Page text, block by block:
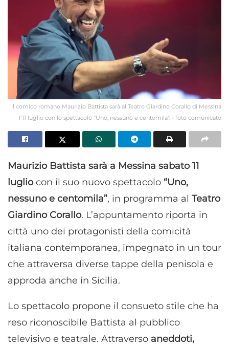
Il comico romano Maurizio Battista sarà al Teatro Giardino Corallo di Messina
l'11 luglio con lo spettacolo "Uno, nessuno e centomila". - foto comunicato
Maurizio Battista sarà a Messina sabato 11
lugliocon il suo nuovo spettacolo “Uno,
nessuno e centomila”, in programma al Teatro
Giardino Corallo. L’appuntamento riporta in
città uno dei protagonisti della comicità
italiana contemporanea, impegnato in un tour
che attraversa diverse tappe della penisola e
approda anche in Sicilia.
Lo spettacolo propone il consueto stile che ha
reso riconoscibile Battista al pubblico
televisivo e teatrale. Attraverso aneddoti,